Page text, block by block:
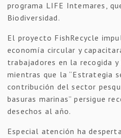
programa LIFE Intemares,
Biodiversidad.
El proyecto FishRecycle
economía circular y
trabajadores en la recogida
mientras que la “Estrategia
contribución del sector
basuras marinas” persigue
desechos al año.
Especial atención ha